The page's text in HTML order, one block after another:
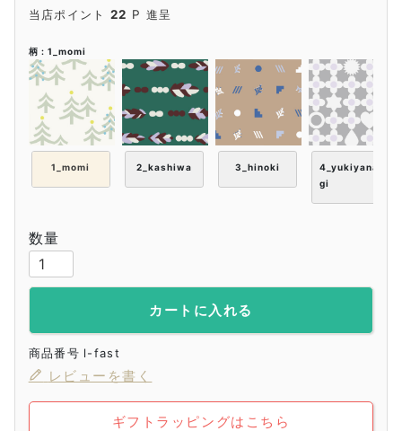
当店ポイント 22 P 進呈
柄 1_momi
1_momi 2_kashiwa 3_hinoki
4_yukiyana
gi
スタイ
カートに入れる
商品番号 l-fast
レビューを書く
ギフトラッピングはこちら